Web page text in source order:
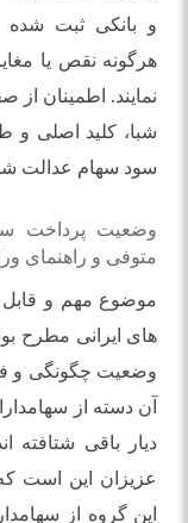
و بانکی ثبت
هرگونه نقص یا
نمایند. اطمینان از
شبا، کلید اصلی و
سود سهام عدالت
وضعیت پرداخت
متوفی و راهنمای
موضوع مهم و قابل
های ایرانی مطرح
وضعیت چگونگی و
آن دسته از
دیار باقی
عزیزان این است
این گروه از